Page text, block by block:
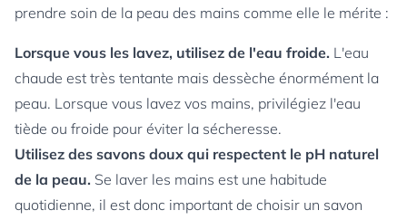
prendre soin de la peau des mains comme elle le mérite :
Lorsque vous les lavez, utilisez de l'eau froide. L'eau
chaude est très tentante mais dessèche énormément la
peau. Lorsque vous lavez vos mains, privilégiez l'eau
tiède ou froide pour éviter la sécheresse.
Utilisez des savons doux qui respectent le pH naturel
de la peau. Se laver les mains est une habitude
quotidienne, il est donc important de choisir un savon